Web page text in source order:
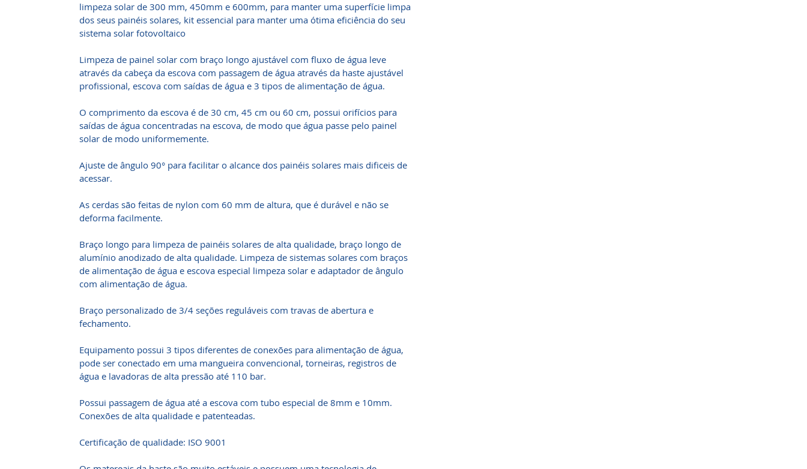
limpeza solar de 300 mm, 450mm e 600mm, para manter uma superfície limpa
dos seus painéis solares, kit essencial para manter uma ótima eficiência do seu
sistema solar fotovoltaico
Limpeza de painel solar com braço longo ajustável com fluxo de água leve
através da cabeça da escova com passagem de água através da haste ajustável
profissional, escova com saídas de água e 3 tipos de alimentação de água.
O comprimento da escova é de 30 cm, 45 cm ou 60 cm, possui orifícios para
saídas de água concentradas na escova, de modo que água passe pelo painel
solar de modo uniformemente.
Ajuste de ângulo 90° para facilitar o alcance dos painéis solares mais dificeis de
acessar.
As cerdas são feitas de nylon com 60 mm de altura, que é durável e não se
deforma facilmente.
Braço longo para limpeza de painéis solares de alta qualidade, braço longo de
alumínio anodizado de alta qualidade. Limpeza de sistemas solares com braços
de alimentação de água e escova especial limpeza solar e adaptador de ângulo
com alimentação de água.
Braço personalizado de 3/4 seções reguláveis com travas de abertura e
fechamento.
Equipamento possui 3 tipos diferentes de conexões para alimentação de água,
pode ser conectado em uma mangueira convencional, torneiras, registros de
água e lavadoras de alta pressão até 110 bar.
Possui passagem de água até a escova com tubo especial de 8mm e 10mm.
Conexões de alta qualidade e patenteadas.
Certificação de qualidade: ISO 9001